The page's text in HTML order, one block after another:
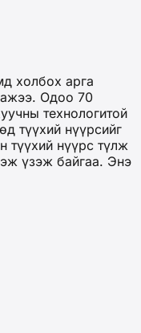
холбох арга
Одоо 70
технологитой
түүхий нүүрсийг
түүхий нүүрс түлж
үзэж байгаа. Энэ